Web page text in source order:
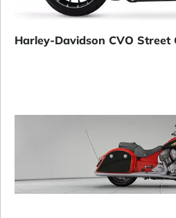
Harley-Davidson CVO Street